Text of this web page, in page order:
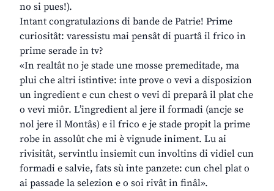
no si pues!).
Intant congratulazions di bande de Patrie! Prime
curiositât: varessistu mai pensât di puartâ il frico in
prime serade in tv?
«In realtât no je stade une mosse premeditade, ma
plui che altri istintive: inte prove o vevi a disposizion
un ingredient e cun chest o vevi di preparâ il plat che
o vevi miôr. L’ingredient al jere il formadi (ancje se
nol jere il Montâs) e il frico e je stade propit la prime
robe in assolût che mi è vignude iniment. Lu ai
rivisitât, servintlu insiemit cun involtins di vidiel cun
formadi e salvie, fats sù inte panzete: cun chel plat o
ai passade la selezion e o soi rivât in finâl».